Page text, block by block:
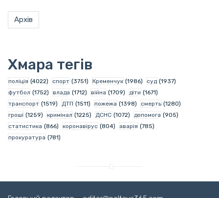
Архів
Хмара тегів
поліція (4022) спорт (3751) Кременчук (1986) суд (1937)
футбол (1752) влада (1712) війна (1709) діти (1671)
транспорт (1519) ДТП (1511) пожежа (1398) смерть (1280)
гроші (1259) кримінал (1225) ДСНС (1072) допомога (905)
статистика (866) коронавірус (804) аварія (785)
прокуратура (781)